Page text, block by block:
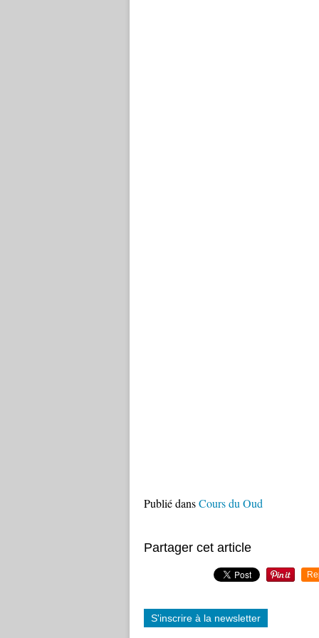
Publié dansCours du Oud
Partager cet article
S'inscrire à la newsletter